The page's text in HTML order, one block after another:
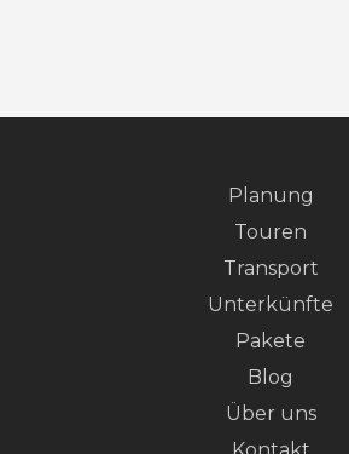
Planung
Touren
Transport
Unterkünfte
Pakete
Blog
Über uns